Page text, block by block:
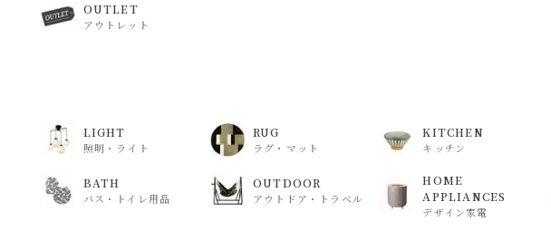
OUTLET
アウトレット
LIGHT
照明・ライト
RUG
ラグ・マット
KITCHEN
キッチン
BATH
バス・トイレ用品
OUTDOOR
アウトドア・トラベル
HOME
APPLIANCES
デザイン家電